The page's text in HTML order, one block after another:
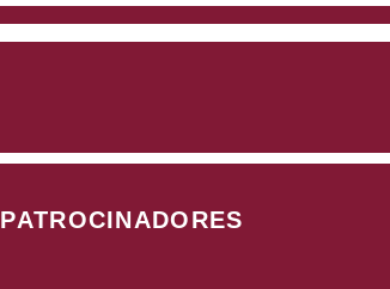
PATROCINADORES